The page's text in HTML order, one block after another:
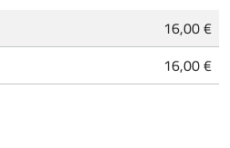
16,00 €
16,00 €